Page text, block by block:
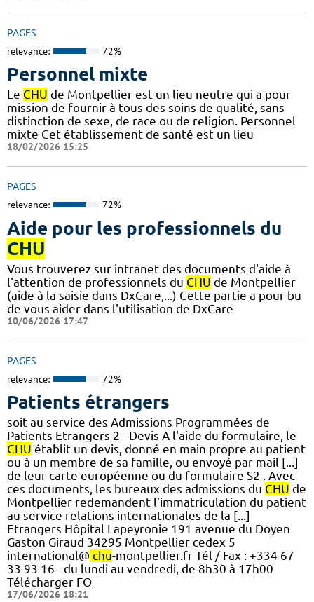
PAGES
relevance: 72%
Personnel mixte
Le CHU de Montpellier est un lieu neutre qui a pour
mission de fournir à tous des soins de qualité, sans
distinction de sexe, de race ou de religion. Personnel
mixte Cet établissement de santé est un lieu
18/02/2026 15:25
PAGES
relevance: 72%
Aide pour les professionnels du
CHU
Vous trouverez sur intranet des documents d'aide à
l'attention de professionnels du CHU de Montpellier
(aide à la saisie dans DxCare,...) Cette partie a pour bu
de vous aider dans l'utilisation de DxCare
10/06/2026 17:47
PAGES
relevance: 72%
Patients étrangers
soit au service des Admissions Programmées de
Patients Etrangers 2 - Devis A l'aide du formulaire, le
CHU établit un devis, donné en main propre au patient
ou à un membre de sa famille, ou envoyé par mail [...]
de leur carte européenne ou du formulaire S2 . Avec
ces documents, les bureaux des admissions du CHU de
Montpellier redemandent l’immatriculation du patient
au service relations internationales de la [...]
Etrangers Hôpital Lapeyronie 191 avenue du Doyen
Gaston Giraud 34295 Montpellier cedex 5
international@ chu-montpellier.fr Tél / Fax : +334 67
33 93 16 - du lundi au vendredi, de 8h30 à 17h00
Télécharger FO
17/06/2026 18:21